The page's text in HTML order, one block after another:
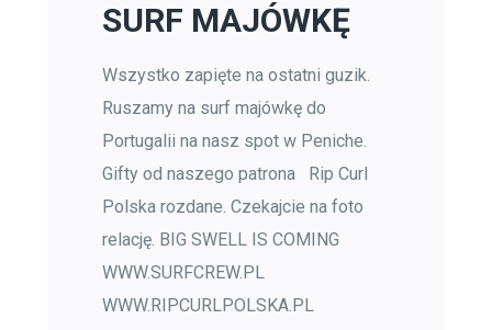
SURF MAJÓWKĘ
Wszystko zapięte na ostatni guzik.
Ruszamy na surf majówkę do
Portugalii na nasz spot w Peniche.
Gifty od naszego patrona Rip Curl
Polska rozdane. Czekajcie na foto
relację. BIG SWELL IS COMING
WWW.SURFCREW.PL
WWW.RIPCURLPOLSKA.PL